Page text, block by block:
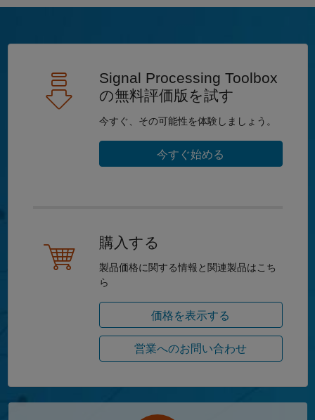
Signal Processing Toolbox
の無料評価版を試す
今すぐ、その可能性を体験しましょう。
今すぐ始める
購入する
製品価格に関する情報と関連製品はこち
ら
価格を表示する
営業へのお問い合わせ